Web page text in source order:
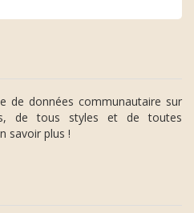
de données communautaire sur
de tous styles et de toutes
savoir plus !